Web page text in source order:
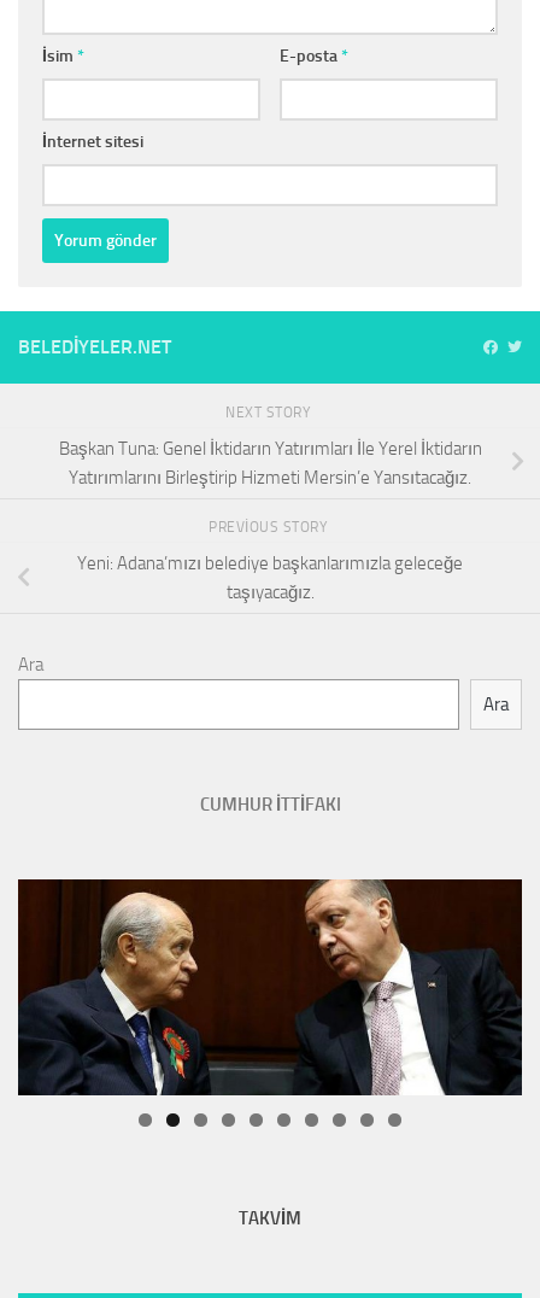
İsim * E-posta*
İnternet sitesi
BELEDIYELER.NET
NEXT STORY
Başkan Tuna: Genel İktidarın Yatırımları İle Yerel İktidarın
Yatırımlarını Birleştirip Hizmeti Mersin’e Yansıtacağız.
PREVIOUS STORY
Yeni: Adana’mızı belediye başkanlarımızla geleceğe
taşıyacağız.
Ara
Ara
CUMHUR İTTİFAKI
TAKVİM